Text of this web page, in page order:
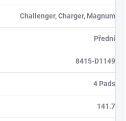
Challenger, Charger, Magnum
Přední
8415-D1149
4 Pads
141.7